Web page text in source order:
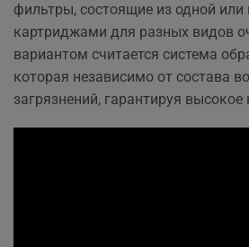
фильтры, состоящие из одной или
картриджами для разных видов
вариантом считается система
которая независимо от состава
загрязнений, гарантируя высокое